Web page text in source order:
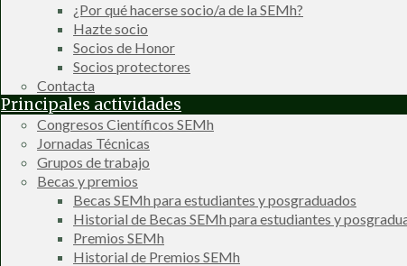
¿Por qué hacerse socio/a de la SEMh?
Hazte socio
Socios de Honor
Socios protectores
Contacta
Principales actividades
Congresos Científicos SEMh
Jornadas Técnicas
Grupos de trabajo
Becas y premios
Becas SEMh para estudiantes y posgraduados
Historial de Becas SEMh para estudiantes y
Premios SEMh
Historial de Premios SEMh